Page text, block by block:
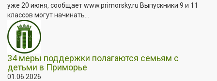
уже 20 июня, сообщает www.primorsky.ru Выпускники 9 и 11
классов могут начинать...
34 меры поддержки полагаются семьям с
детьми в Приморье
01.06.2026